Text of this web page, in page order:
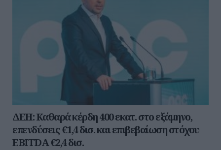
ΔΕΗ: Καθαρά κέρδη 400 εκατ. στο εξάμηνο,
επενδύσεις €1,4 δισ. και επιβεβαίωση στόχου
EBITDA €2,4 δισ.